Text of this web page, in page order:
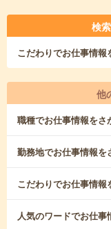
検
こだわりでお仕事情報
他
職種でお仕事情報をさ
勤務地でお仕事情報を
こだわりでお仕事情報
人気のワードでお仕事